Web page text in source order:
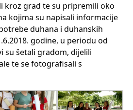
kroz grad te su pripremili oko
kojima su napisali informacije
duhana i duhanskih
godine, u periodu od
su šetali gradom, dijelili
te se fotografisali s